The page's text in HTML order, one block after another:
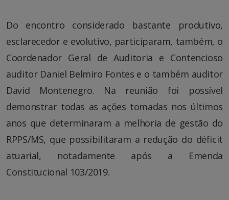
Do encontro considerado bastante produtivo,
esclarecedor e evolutivo, participaram, também, o
Coordenador Geral de Auditoria e Contencioso
auditor Daniel Belmiro Fontes e o também auditor
David Montenegro. Na reunião foi possível
demonstrar todas as ações tomadas nos últimos
anos que determinaram a melhoria de gestão do
RPPS/MS, que possibilitaram a redução do déficit
atuarial, notadamente após a Emenda
Constitucional 103/2019.